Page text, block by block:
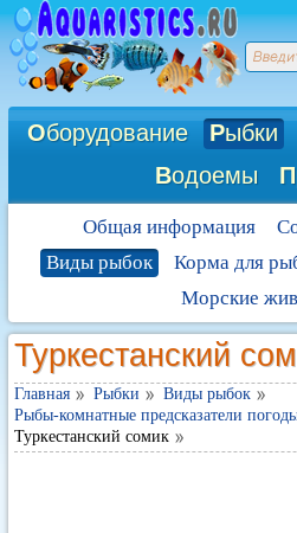
Оборудование Рыбки
Водоемы П
Общая информация
Виды рыбок
Корма для
Морские
Туркестанский
Главная Рыбки
Виды рыбок
Рыбы-комнатные предсказатели
Туркестанский сомик